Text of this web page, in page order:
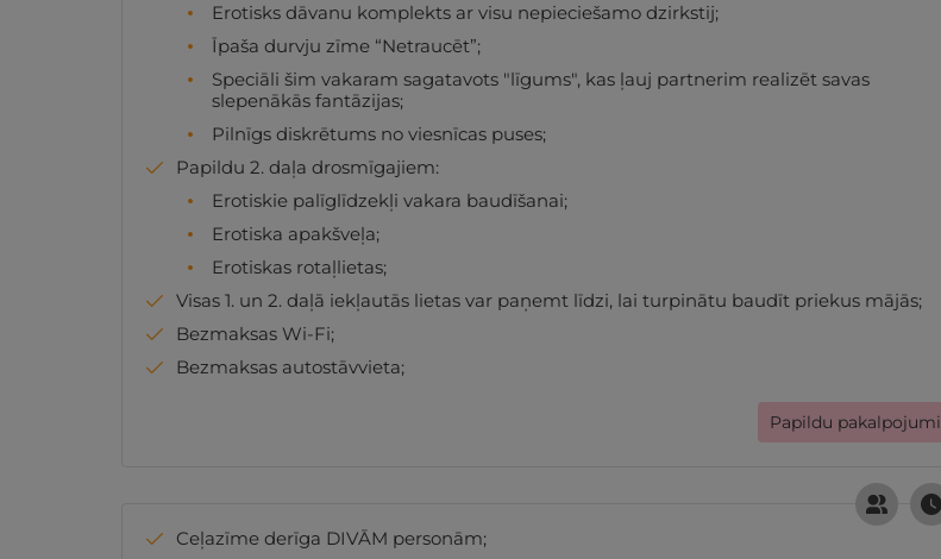
Erotisks dāvanu komplekts ar visu nepieciešamo dzirkstij;
Īpaša durvju zīme “Netraucēt”;
Speciāli šim vakaram sagatavots "līgums", kas ļauj partnerim realizēt savas
slepenākās fantāzijas;
Pilnīgs diskrētums no viesnīcas puses;
Papildu 2. daļa drosmīgajiem:
Erotiskie palīglīdzekļi vakara baudīšanai;
Erotiska apakšveļa;
Erotiskas rotaļlietas;
Visas 1. un 2. daļā iekļautās lietas var paņemt līdzi, lai turpinātu baudīt priekus mājās;
Bezmaksas Wi-Fi;
Bezmaksas autostāvvieta;
Papildu pakalpojumi
Ceļazīme derīga DIVĀM personām;